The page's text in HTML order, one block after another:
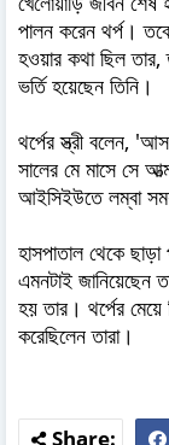
পালন করেন থর্প।
হওয়ার কথা ছিল
ভর্তি হয়েছেন তিনি।
থর্পের স্ত্রী বলেন,
সালের মে মাসে সে
আইসিইউতে লম্বা
হাসপাতাল থেকে
এমনটাই জানিয়েছেন
হয় তার। থর্পের
করেছিলেন তারা।